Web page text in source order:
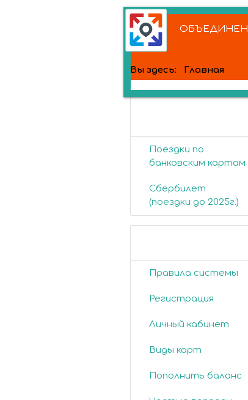
Вы здесь: Главная
Поездки по
банковским картам
Сбербилет
(поездки до 2025г.)
Правила системы
Регистрация
Личный кабинет
Виды карт
Пополнить баланс